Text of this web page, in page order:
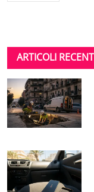
ARTICOLI